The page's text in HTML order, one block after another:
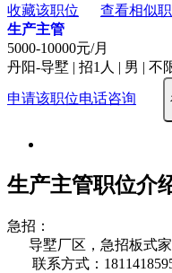
收藏该职位
查看相似
生产主管
5000-10000元/月
丹阳-导墅 | 招1人 | 男 | 不
申请该职位电话咨询
生产主管职位介
急招：
导墅厂区，急招板式家
联系方式：